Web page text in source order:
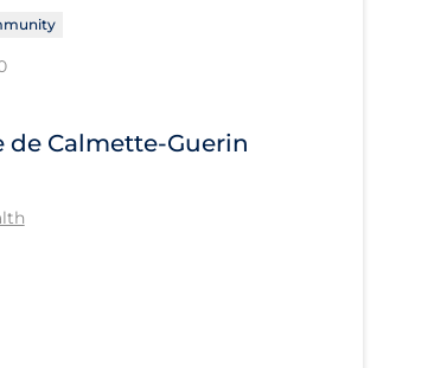
de Calmette-Guerin